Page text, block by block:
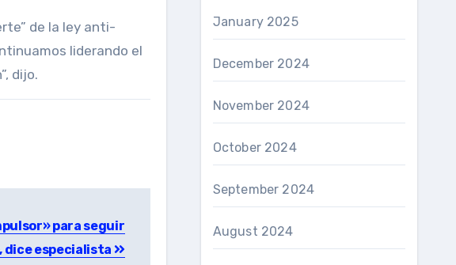
de la ley anti-
liderando el
dijo.
para seguir
dice especialista
January 2025
December 2024
November 2024
October 2024
September 2024
August 2024